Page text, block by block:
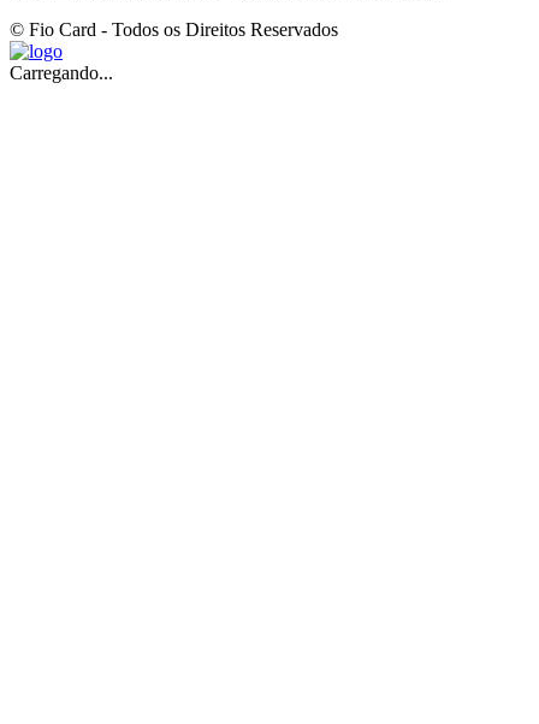
© Fio Card - Todos os Direitos Reservados
Carregando...